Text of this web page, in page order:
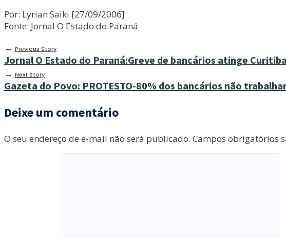
Por: Lyrian Saiki [27/09/2006]
Fonte: Jornal O Estado do Paraná
← Previous Story
Jornal O Estado do Paraná:Greve de bancários atinge
→ Next Story
Gazeta do Povo: PROTESTO-80% dos bancários não
Deixe um comentário
O seu endereço de e-mail não será publicado. Campos obrigatórios